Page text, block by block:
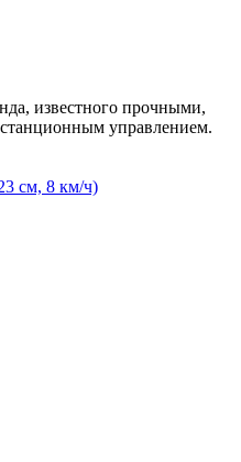
известного прочными,
управлением.
см, 8 км/ч)